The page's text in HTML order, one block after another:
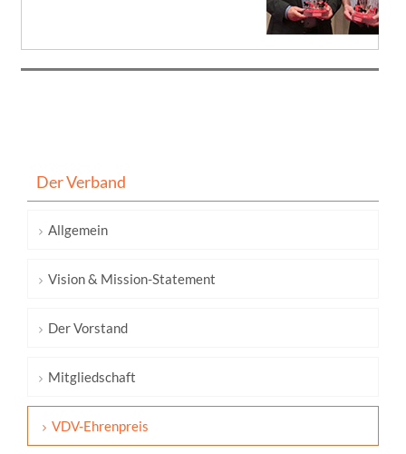
Der Verband
Allgemein
Vision & Mission-Statement
Der Vorstand
Mitgliedschaft
VDV-Ehrenpreis